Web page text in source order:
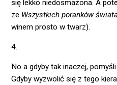
się lekko niedosmażona. A
ze Wszystkich poranków świata
winem prosto w twarz).
4.
No a gdyby tak inaczej,
Gdyby wyzwolić się z tego